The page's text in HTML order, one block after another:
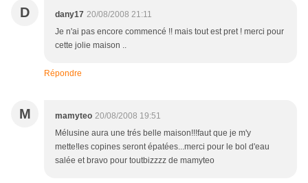
D dany17 20/08/2008 21:11
Je n'ai pas encore commencé !! mais tout est pret ! merci pour
cette jolie maison ..
Répondre
M mamyteo 20/08/2008 19:51
Mélusine aura une trés belle maison!!!faut que je m'y
mette!les copines seront épatées...merci pour le bol d'eau
salée et bravo pour toutbizzzz de mamyteo